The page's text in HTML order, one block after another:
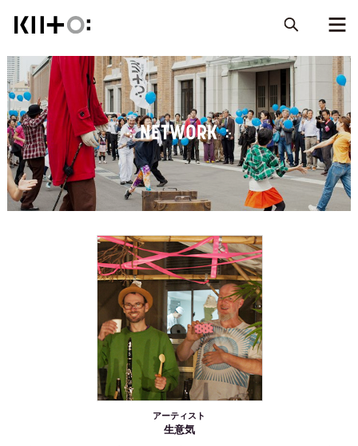
NETWORK
アーティスト
生意気